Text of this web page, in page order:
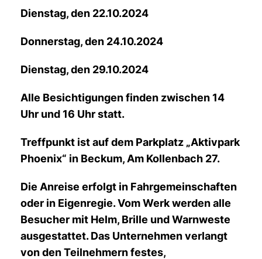
Dienstag, den 22.10.2024
Donnerstag, den 24.10.2024
Dienstag, den 29.10.2024
Alle Besichtigungen finden zwischen 14
Uhr und 16 Uhr statt.
Treffpunkt ist auf dem Parkplatz „Aktivpark
Phoenix“ in Beckum, Am Kollenbach 27.
Die Anreise erfolgt in Fahrgemeinschaften
oder in Eigenregie. Vom Werk werden alle
Besucher mit Helm, Brille und Warnweste
ausgestattet. Das Unternehmen verlangt
von den Teilnehmern festes,